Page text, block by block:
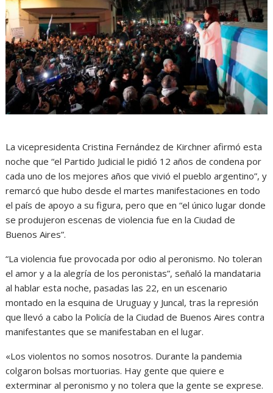
La vicepresidenta Cristina Fernández de Kirchner afirmó esta
noche que “el Partido Judicial le pidió 12 años de condena por
cada uno de los mejores años que vivió el pueblo argentino”, y
remarcó que hubo desde el martes manifestaciones en todo
el país de apoyo a su figura, pero que en “el único lugar donde
se produjeron escenas de violencia fue en la Ciudad de
Buenos Aires”.
“La violencia fue provocada por odio al peronismo. No toleran
el amor y a la alegría de los peronistas”, señaló la mandataria
al hablar esta noche, pasadas las 22, en un escenario
montado en la esquina de Uruguay y Juncal, tras la represión
que llevó a cabo la Policía de la Ciudad de Buenos Aires contra
manifestantes que se manifestaban en el lugar.
«Los violentos no somos nosotros. Durante la pandemia
colgaron bolsas mortuorias. Hay gente que quiere e
exterminar al peronismo y no tolera que la gente se exprese.